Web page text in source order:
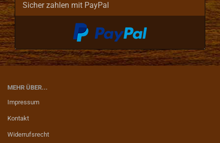
Sicher zahlen mit PayPal
MEHR ÜBER...
Impressum
Kontakt
Widerrufsrecht